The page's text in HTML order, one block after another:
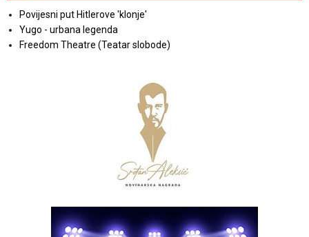
Povijesni put Hitlerove 'klonje'
Yugo - urbana legenda
Freedom Theatre (Teatar slobode)